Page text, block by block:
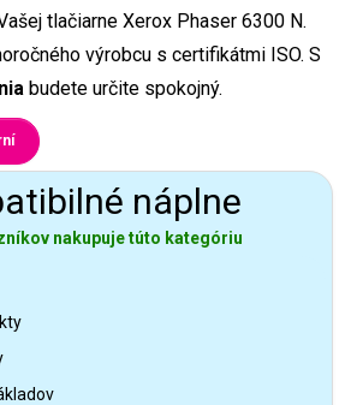
tlačiarne Xerox Phaser 6300 N.
výrobcu s certifikátmi ISO. S
budete určite spokojný.
náplne
nakupuje túto kategóriu